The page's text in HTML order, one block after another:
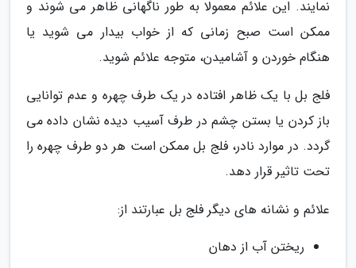
نمایند. این علائم معمولا به طور ناگهانی ظاهر می شوند و
ممکن است صبح زمانی که از خواب بیدار می شوید یا
هنگام خوردن و آشامیدن، متوجه علائم شوید.
فلج بل با یک ظاهر افتاده در یک طرف چهره و عدم توانایی
باز کردن یا بستن چشم در طرف آسیب دیده نشان داده می
گردد. در موارد نادر، فلج بل ممکن است هر دو طرف چهره را
تحت تاثیر قرار دهد.
علائم و نشانه های دیگر فلج بل عبارتند از:
ریختن آب از دهان